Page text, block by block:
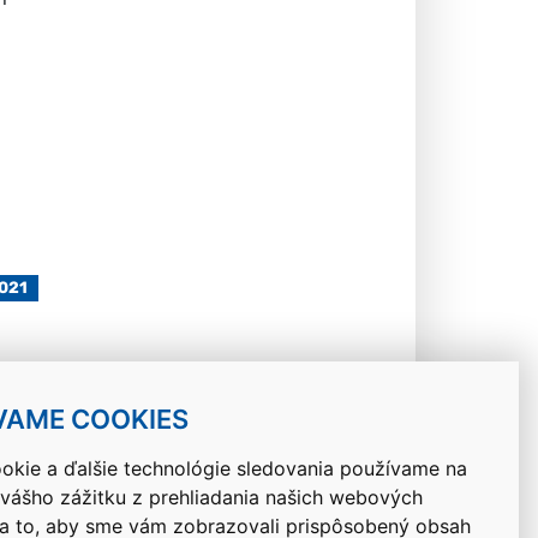
COOKIES
a ďalšie technológie sledovania používame na
zážitku z prehliadania našich webových
to, aby sme vám zobrazovali prispôsobený obsah
Návrat hore